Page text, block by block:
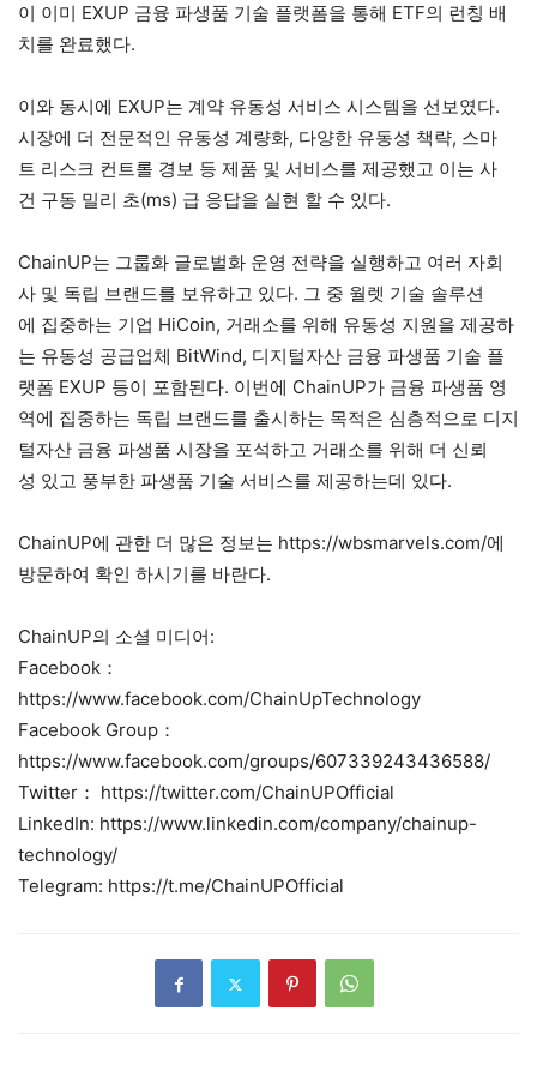
이 이미 EXUP 금융 파생품 기술 플랫폼을 통해 ETF의 런칭 배
치를 완료했다.
이와 동시에 EXUP는 계약 유동성 서비스 시스템을 선보였다.
시장에 더 전문적인 유동성 계량화, 다양한 유동성 책략, 스마
트 리스크 컨트롤 경보 등 제품 및 서비스를 제공했고 이는 사
건 구동 밀리 초(ms) 급 응답을 실현 할 수 있다.
ChainUP는 그룹화 글로벌화 운영 전략을 실행하고 여러 자회
사 및 독립 브랜드를 보유하고 있다. 그 중 월렛 기술 솔루션
에 집중하는 기업 HiCoin, 거래소를 위해 유동성 지원을 제공하
는 유동성 공급업체 BitWind, 디지털자산 금융 파생품 기술 플
랫폼 EXUP 등이 포함된다. 이번에 ChainUP가 금융 파생품 영
역에 집중하는 독립 브랜드를 출시하는 목적은 심층적으로 디지
털자산 금융 파생품 시장을 포석하고 거래소를 위해 더 신뢰
성 있고 풍부한 파생품 기술 서비스를 제공하는데 있다.
ChainUP에 관한 더 많은 정보는 https://wbsmarvels.com/에
방문하여 확인 하시기를 바란다.
ChainUP의 소셜 미디어:
Facebook：
https://www.facebook.com/ChainUpTechnology
Facebook Group：
https://www.facebook.com/groups/607339243436588/
Twitter： https://twitter.com/ChainUPOfficial
LinkedIn: https://www.linkedin.com/company/chainup-
technology/
Telegram: https://t.me/ChainUPOfficial